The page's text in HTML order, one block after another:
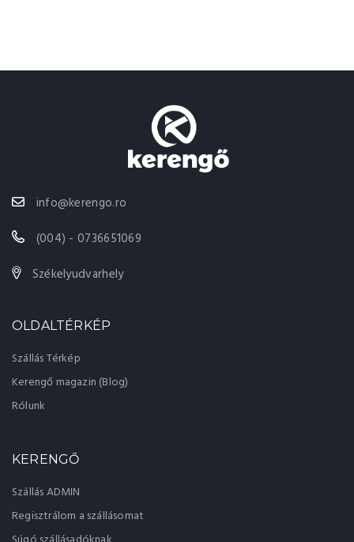
info@kerengo.ro
(004) - 0736651069
Székelyudvarhely
OLDALTÉRKÉP
Szállás Térkép
Kerengő magazin (Blog)
Rólunk
KERENGŐ
Szállás ADMIN
Regisztrálom a szállásomat